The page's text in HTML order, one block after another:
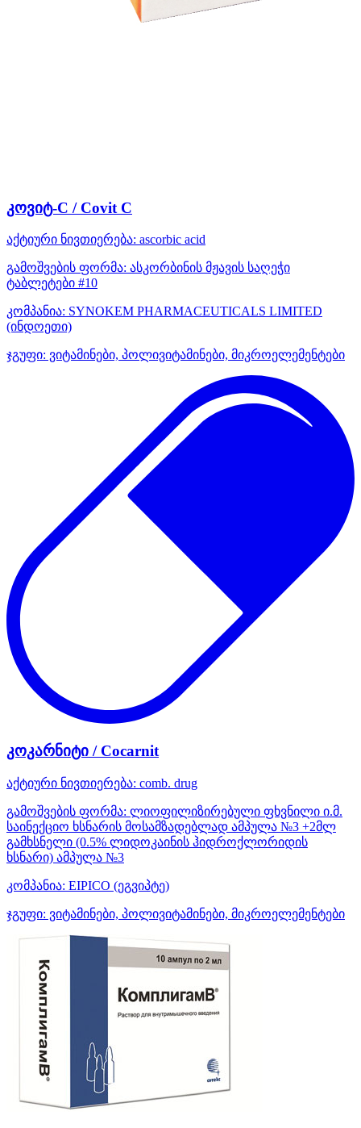
კოვიტ-C / Covit C
აქტიური ნივთიერება: ascorbic acid
გამოშვების ფორმა: ასკორბინის მჟავის საღეჭი
ტაბლეტები #10
კომპანია: SYNOKEM PHARMACEUTICALS LIMITED
(ინდოეთი)
ჯგუფი: ვიტამინები, პოლივიტამინები, მიკროელემენტები
კოკარნიტი / Cocarnit
აქტიური ნივთიერება: comb. drug
გამოშვების ფორმა: ლიოფილიზირებული ფხვნილი ი.მ.
საინექციო ხსნარის მოსამზადებლად ამპულა №3 +2მლ
გამხსნელი (0.5% ლიდოკაინის ჰიდროქლორიდის
ხსნარი) ამპულა №3
კომპანია: EIPICO (ეგვიპტე)
ჯგუფი: ვიტამინები, პოლივიტამინები, მიკროელემენტები